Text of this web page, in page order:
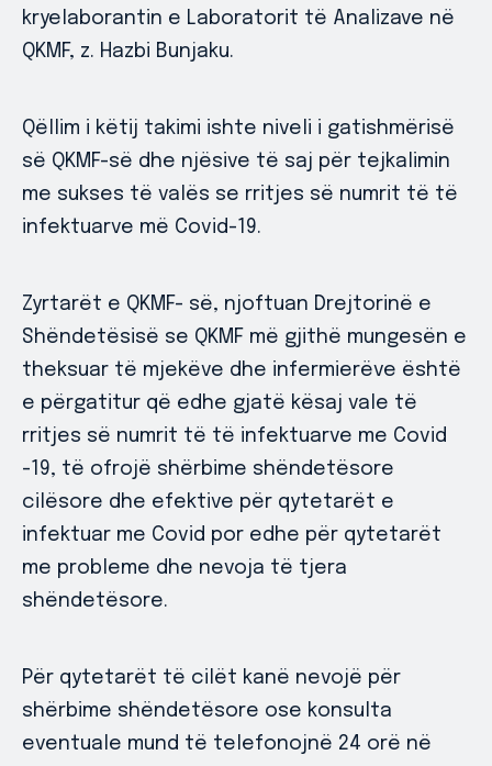
kryelaborantin e Laboratorit të Analizave në
QKMF, z. Hazbi Bunjaku.
Qëllim i këtij takimi ishte niveli i gatishmërisë
së QKMF-së dhe njësive të saj për tejkalimin
me sukses të valës se rritjes së numrit të të
infektuarve më Covid-19.
Zyrtarët e QKMF- së, njoftuan Drejtorinë e
Shëndetësisë se QKMF më gjithë mungesën e
theksuar të mjekëve dhe infermierëve është
e përgatitur që edhe gjatë kësaj vale të
rritjes së numrit të të infektuarve me Covid
-19, të ofrojë shërbime shëndetësore
cilësore dhe efektive për qytetarët e
infektuar me Covid por edhe për qytetarët
me probleme dhe nevoja të tjera
shëndetësore.
Për qytetarët të cilët kanë nevojë për
shërbime shëndetësore ose konsulta
eventuale mund të telefonojnë 24 orë në